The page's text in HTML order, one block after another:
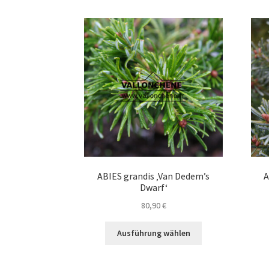
ABIES grandis ‚Van Dedem’s
Dwarf‘
80,90€
Ausführung wählen